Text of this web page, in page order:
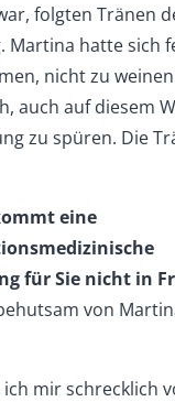
folgten Tränen
Martina hatte sich
nicht zu
auch auf diesem
zu spüren. Die
eine
für Sie nicht in
von
ich mir schrecklich